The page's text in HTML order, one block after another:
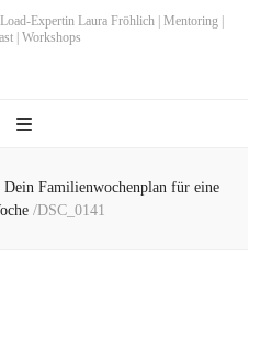
Expertin Laura Fröhlich | Mentoring |
| Workshops
Dein Familienwochenplan für eine
/DSC_0141